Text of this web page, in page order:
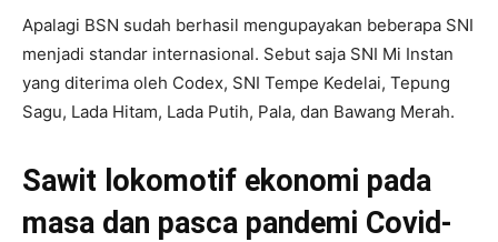
Apalagi BSN sudah berhasil mengupayakan beberapa SNI
menjadi standar internasional. Sebut saja SNI Mi Instan
yang diterima oleh Codex, SNI Tempe Kedelai, Tepung
Sagu, Lada Hitam, Lada Putih, Pala, dan Bawang Merah.
Sawit lokomotif ekonomi pada
masa dan pasca pandemi Covid-